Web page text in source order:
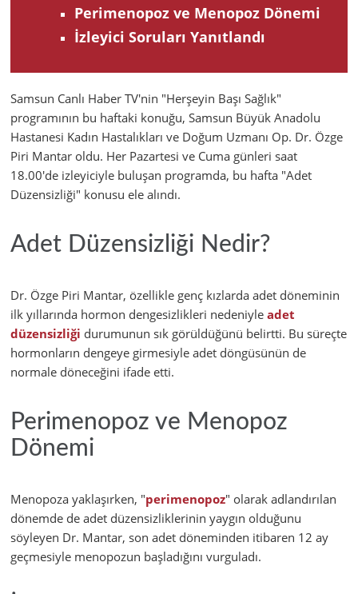
Perimenopoz ve Menopoz Dönemi
İzleyici Soruları Yanıtlandı
Samsun Canlı Haber TV'nin "Herşeyin Başı Sağlık"
programının bu haftaki konuğu, Samsun Büyük Anadolu
Hastanesi Kadın Hastalıkları ve Doğum Uzmanı Op. Dr. Özge
Piri Mantar oldu. Her Pazartesi ve Cuma günleri saat
18.00'de izleyiciyle buluşan programda, bu hafta "Adet
Düzensizliği" konusu ele alındı.
Adet Düzensizliği Nedir?
Dr. Özge Piri Mantar, özellikle genç kızlarda adet döneminin
ilk yıllarında hormon dengesizlikleri nedeniyle adet
düzensizliği durumunun sık görüldüğünü belirtti. Bu süreçte
hormonların dengeye girmesiyle adet döngüsünün de
normale döneceğini ifade etti.
Perimenopoz ve Menopoz
Dönemi
Menopoza yaklaşırken, "perimenopoz" olarak adlandırılan
dönemde de adet düzensizliklerinin yaygın olduğunu
söyleyen Dr. Mantar, son adet döneminden itibaren 12 ay
geçmesiyle menopozun başladığını vurguladı.